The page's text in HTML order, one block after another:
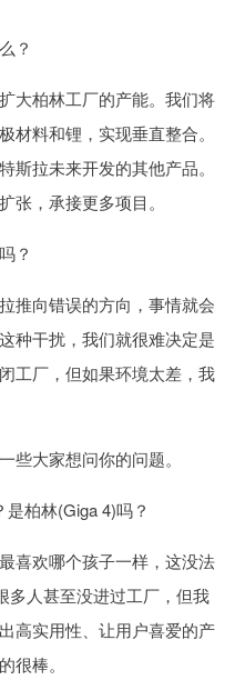
？
大柏林工厂的产能。我们将
材料和锂，实现垂直整合。
斯拉未来开发的其他产品。
张，承接更多项目。
？
推向错误的方向，事情就会
种干扰，我们就很难决定是
工厂，但如果环境太差，我
些大家想问你的问题。
柏林(Giga 4)吗？
喜欢哪个孩子一样，这没法
多人甚至没进过工厂，但我
高实用性、让用户喜爱的产
很棒。